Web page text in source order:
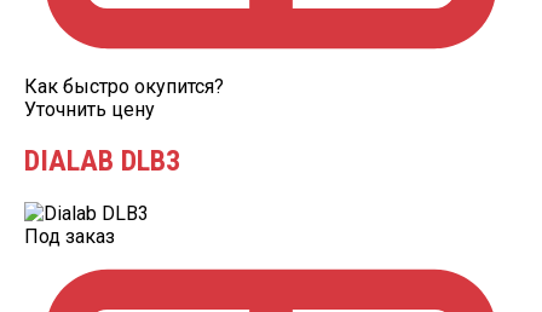
Как быстро окупится?
Уточнить цену
DIALAB DLB3
Под заказ